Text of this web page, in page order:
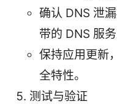
确认 DNS 泄
带的 DNS 服
保持应用更新
全特性。
测试与验证